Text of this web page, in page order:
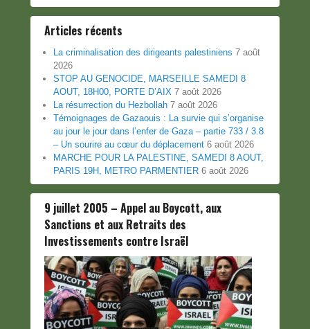
Articles récents
La criminalisation des dirigeants palestiniens 7 août
2026
STOP AU GENOCIDE, MARSEILLE SAMEDI 8
AOUT, 18H00, PORTE D’AIX 7 août 2026
La résurrection du Hezbollah 7 août 2026
Témoignages de Gazaouis : La survie qui s’organise
au jour le jour dans l’enfer de Gaza – partie 733 / 3.8
– Un sourire au cœur du déplacement 6 août 2026
MARCHE POUR LA PALESTINE, SAMEDI 8 AOUT,
PARIS 19H, METRO PARMENTIER 6 août 2026
9 juillet 2005 – Appel au Boycott, aux
Sanctions et aux Retraits des
Investissements contre Israël